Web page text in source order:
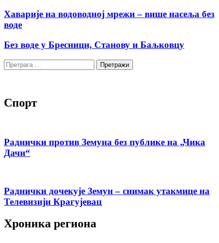
Хаварије на водоводној мрежи – више насеља без
воде
Без воде у Бресници, Станову и Баљковцу
Претрага
за:
Спорт
Раднички против Земуна без публике на „Чика
Дачи“
Раднички дочекује Земун – снимак утакмице на
Телевизији Крагујевац
Хроника региона